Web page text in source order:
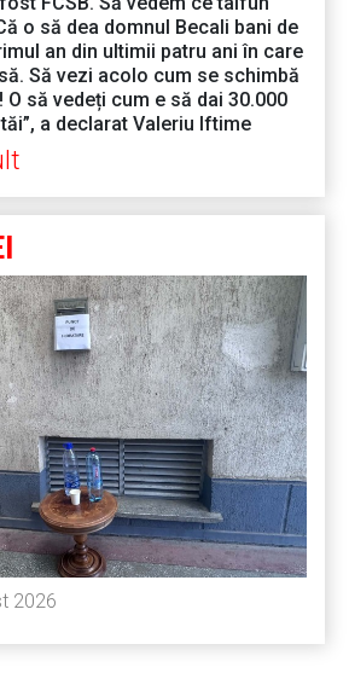
o să dea domnul Becali bani de
an din ultimii patru ani în care
Să vezi acolo cum se schimbă
O să vedeți cum e să dai 30.000
a declarat Valeriu Iftime
2026